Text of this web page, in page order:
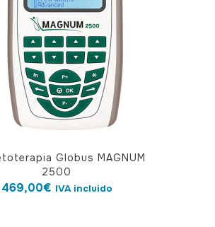
Globus MAGNUM
2500
469,00€ IVA incluido